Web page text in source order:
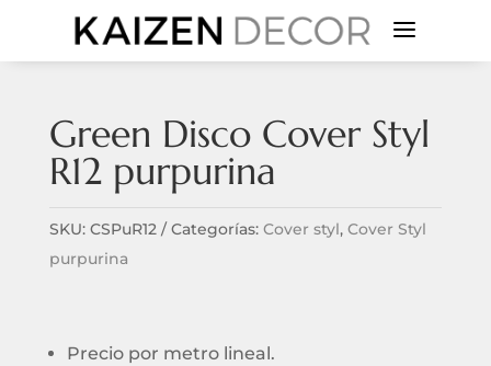
a
Green Disco Cover Styl
R12 purpurina
SKU: CSPuR12 Categorías: Cover styl, Cover Styl
purpurina
Precio por metro lineal.